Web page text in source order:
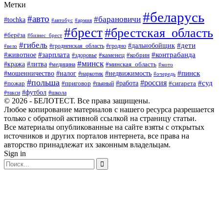
Метки
#tochka #авто #автобус #армия #барановичи #беларусь
#берёза #бизнес_брест #брест#брестская_область
#вело #гибель #гродненская_область #гродно #дальнобойщик #дети
#животное #зарплата #здоровье #каменец #кобрин #контрабанда
#кража #литва #медицина #минск #минская_область #мото
#мошенничество #налог #наркотик #недвижимость #очередь #пинск
#пожар #польша #приговор #пьяный #работа #россия #сигарета #суд
#такси #футбол #школа
© 2026 - БЕЛОТЕСТ. Все права защищены.
Любое копирование материалов с нашего ресурса разрешается
только с обратной активной ссылкой на страницу статьи.
Все материалы опубликованные на сайте взяты с открытых
источников и других порталов интернета, все права на
авторство принадлежат их законным владельцам.
Sign in